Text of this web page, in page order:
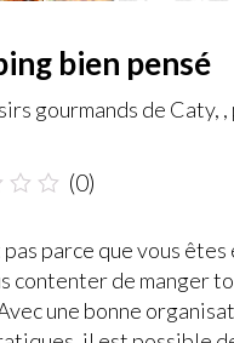
bien pensé
gourmands de Caty,
(0)
pas parce que vous êtes
contenter de manger
une bonne